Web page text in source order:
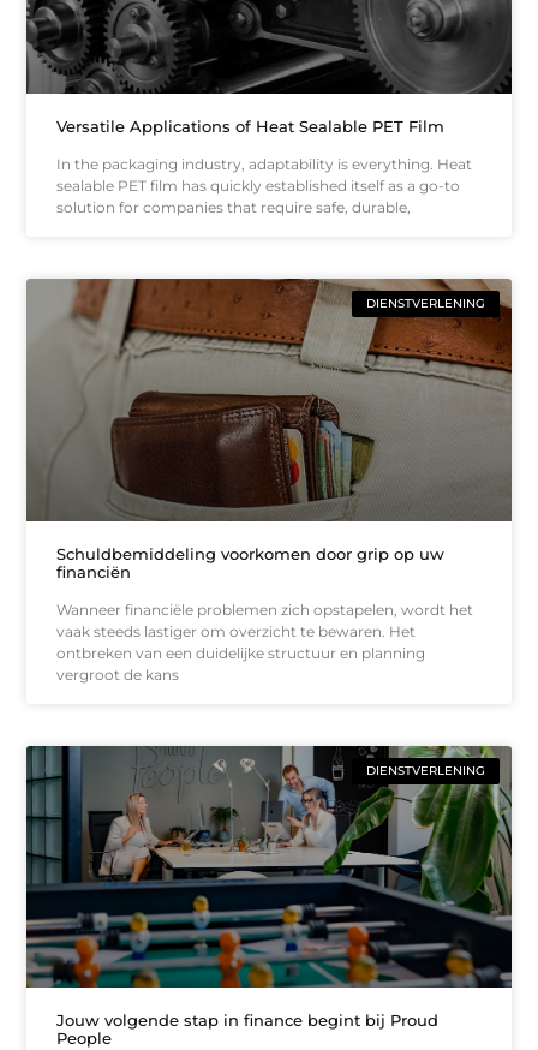
Versatile Applications of Heat Sealable PET Film
In the packaging industry, adaptability is everything. Heat
sealable PET film has quickly established itself as a go-to
solution for companies that require safe, durable,
DIENSTVERLENING
Schuldbemiddeling voorkomen door grip op uw
financiën
Wanneer financiële problemen zich opstapelen, wordt het
vaak steeds lastiger om overzicht te bewaren. Het
ontbreken van een duidelijke structuur en planning
vergroot de kans
DIENSTVERLENING
Jouw volgende stap in finance begint bij Proud
People